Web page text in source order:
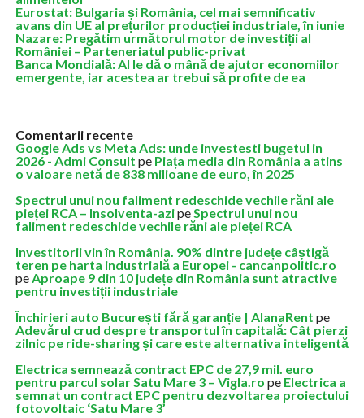
Eurostat: Bulgaria și România, cel mai semnificativ
avans din UE al prețurilor producției industriale, în iunie
Nazare: Pregătim următorul motor de investiții al
României – Parteneriatul public-privat
Banca Mondială: AI le dă o mână de ajutor economiilor
emergente, iar acestea ar trebui să profite de ea
Comentarii recente
Google Ads vs Meta Ads: unde investesti bugetul in
2026 - Admi Consult pe Piața media din România a atins
o valoare netă de 838 milioane de euro, în 2025
Spectrul unui nou faliment redeschide vechile răni ale
pieței RCA – Insolventa-azipeSpectrul unui nou
faliment redeschide vechile răni ale pieței RCA
Investitorii vin în România. 90% dintre județe câștigă
teren pe harta industrială a Europei - cancanpolitic.ro
peAproape 9 din 10 județe din România sunt atractive
pentru investiții industriale
Închirieri auto București fără garanție | AlanaRent pe
Adevărul crud despre transportul în capitală: Cât pierzi
zilnic pe ride-sharing și care este alternativa inteligentă
Electrica semnează contract EPC de 27,9 mil. euro
pentru parcul solar Satu Mare 3 – Vigla.ro pe Electrica a
semnat un contract EPC pentru dezvoltarea proiectului
fotovoltaic ‘Satu Mare 3’